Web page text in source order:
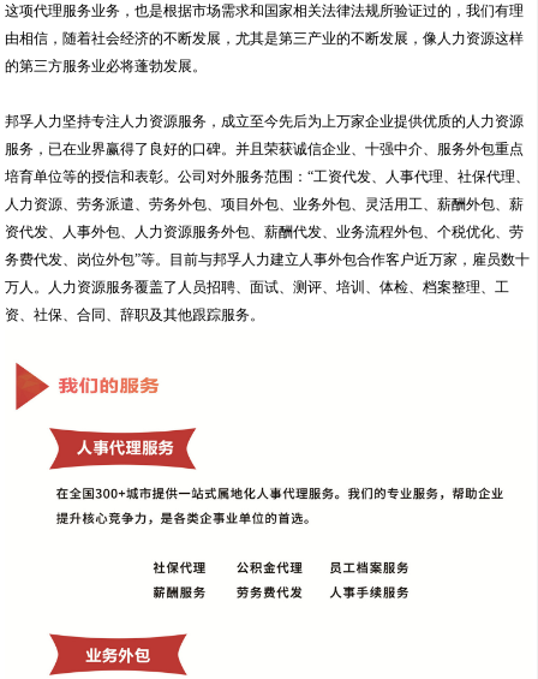
这项代理服务业务，也是根据市场需求和国家相关法律法规所验证过的，我们有理
由相信，随着社会经济的不断发展，尤其是第三产业的不断发展，像人力资源这样
的第三方服务业必将蓬勃发展。
邦孚人力坚持专注人力资源服务，成立至今先后为上万家企业提供优质的人力资源
服务，已在业界赢得了良好的口碑。并且荣获诚信企业、十强中介、服务外包重点
培育单位等的授信和表彰。公司对外服务范围：“工资代发、人事代理、社保代理、
人力资源、劳务派遣、劳务外包、项目外包、业务外包、灵活用工、薪酬外包、薪
资代发、人事外包、人力资源服务外包、薪酬代发、业务流程外包、个税优化、劳
务费代发、岗位外包”等。目前与邦孚人力建立人事外包合作客户近万家，雇员数十
万人。人力资源服务覆盖了人员招聘、面试、测评、培训、体检、档案整理、工
资、社保、合同、辞职及其他跟踪服务。